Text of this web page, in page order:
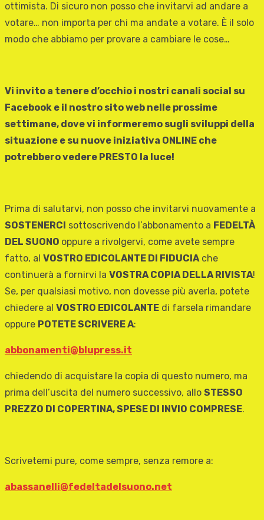
ottimista. Di sicuro non posso che invitarvi ad andare a
votare… non importa per chi ma andate a votare. È il solo
modo che abbiamo per provare a cambiare le cose…
Vi invito a tenere d’occhio i nostri canali social su
Facebook e il nostro sito web nelle prossime
settimane, dove vi informeremo sugli sviluppi della
situazione e su nuove iniziativa ONLINE che
potrebbero vedere PRESTO la luce!
Prima di salutarvi, non posso che invitarvi nuovamente a
SOSTENERCI sottoscrivendo l’abbonamento a FEDELTÀ
DEL SUONO oppure a rivolgervi, come avete sempre
fatto, al VOSTRO EDICOLANTE DI FIDUCIAche
continuerà a fornirvi la VOSTRA COPIA DELLA RIVISTA!
Se, per qualsiasi motivo, non dovesse più averla, potete
chiedere al VOSTRO EDICOLANTE di farsela rimandare
oppure POTETE SCRIVERE A:
abbonamenti@blupress.it
chiedendo di acquistare la copia di questo numero, ma
prima dell’uscita del numero successivo, allo STESSO
PREZZO DI COPERTINA, SPESE DI INVIO COMPRESE.
Scrivetemi pure, come sempre, senza remore a:
abassanelli@fedeltadelsuono.net